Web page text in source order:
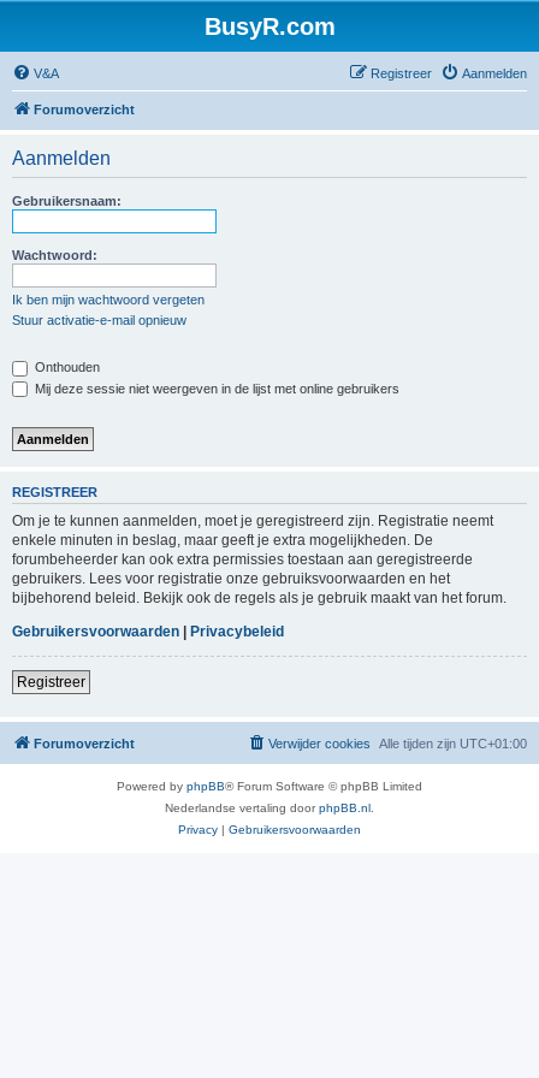
BusyR.com
V&A Aanmelden
Registreer
Forumoverzicht
Aanmelden
Gebruikersnaam:
Wachtwoord:
Ik ben mijn wachtwoord vergeten
Stuur activatie-e-mail opnieuw
Onthouden
Mij deze sessie niet weergeven in de lijst met online gebruikers
REGISTREER
Om je te kunnen aanmelden, moet je geregistreerd zijn. Registratie neemt
enkele minuten in beslag, maar geeft je extra mogelijkheden. De
forumbeheerder kan ook extra permissies toestaan aan geregistreerde
gebruikers. Lees voor registratie onze gebruiksvoorwaarden en het
bijbehorend beleid. Bekijk ook de regels als je gebruik maakt van het forum.
Gebruikersvoorwaarden | Privacybeleid
Registreer
Forumoverzicht Alle tijden zijn UTC+01:00
Verwijder cookies
Powered by phpBB® Forum Software © phpBB Limited
Nederlandse vertaling doorphpBB.nl
Privacy | Gebruikersvoorwaarden